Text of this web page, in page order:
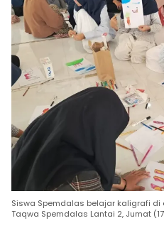
Siswa Spemdalas belajar kaligrafi
Taqwa Spemdalas Lantai 2, Jumat